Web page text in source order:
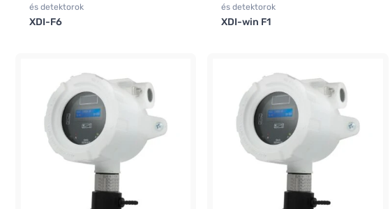
és detektorok
XDI-F6
és detektorok
XDI-win F1